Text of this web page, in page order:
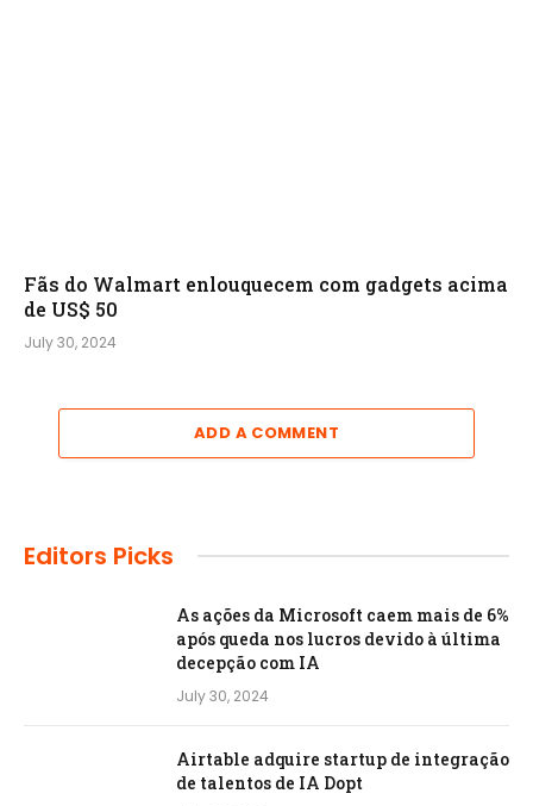
Fãs do Walmart enlouquecem com gadgets acima
de US$ 50
July 30, 2024
ADD A COMMENT
Editors Picks
As ações da Microsoft caem mais de 6%
após queda nos lucros devido à última
decepção com IA
July 30, 2024
Airtable adquire startup de integração
de talentos de IA Dopt